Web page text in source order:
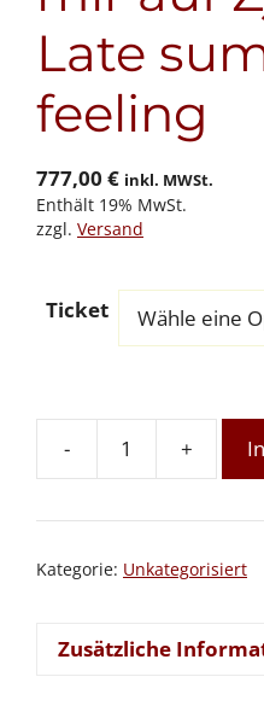
Late
feeling
777,00 € inkl. MWSt.
Enthält 19% MwSt.
zzgl. Versand
Ticket
-
bei
auf
+
Kategorie: Unkategorisiert
Zusätzliche